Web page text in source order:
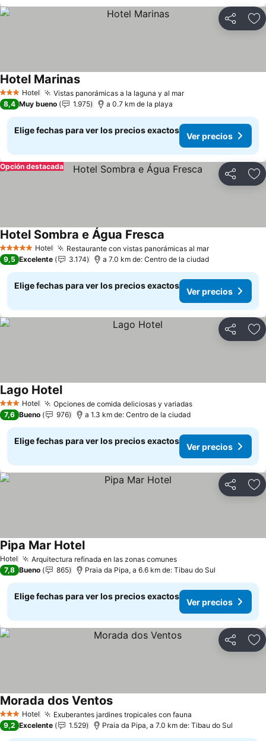
Compartir
3 Estrellas
Hotel Vistas panorámicas a la laguna y al mar
Hotel Marinas
8,4 Muy bueno 1.975 a 0.7 km de la playa
Elige fechas para ver los precios exactos
Ver precios
Compartir
Opción destacada
5 Estrellas Hotel Restaurante con vistas panorámicas al mar
Hotel Sombra e Água Fresca
9,5 Excelente 3.174 a 7.0 km de: Centro de la ciudad
Elige fechas para ver los precios exactos
Ver precios
Compartir
3 Estrellas
Hotel Opciones de comida deliciosas y variadas
Lago Hotel
7,6 Bueno 976 a 1.3 km de: Centro de la ciudad
Elige fechas para ver los precios exactos
Ver precios
Compartir
Hotel Arquitectura refinada en las zonas comunes
Pipa Mar Hotel
7,8 Bueno 865 Praia da Pipa, a 6.6 km de: Tibau do Sul
Elige fechas para ver los precios exactos
Ver precios
Compartir
3 Estrellas
Hotel Exuberantes jardines tropicales con fauna
Morada dos Ventos
9,2 Excelente 1.529 Praia da Pipa, a 7.0 km de: Tibau do Sul